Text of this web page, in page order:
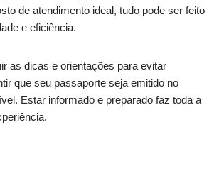
de atendimento ideal, tudo pode ser feito
e eficiência.
as dicas e orientações para evitar
que seu passaporte seja emitido no
Estar informado e preparado faz toda a